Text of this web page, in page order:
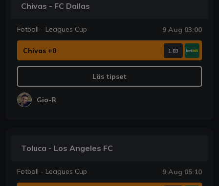
Chivas - FC Dallas
Fotboll - Leagues Cup 9 Aug 03:00
Chivas +0 1.83
Läs tipset
Gio-R
Toluca - Los Angeles FC
Fotboll - Leagues Cup 9 Aug 05:10